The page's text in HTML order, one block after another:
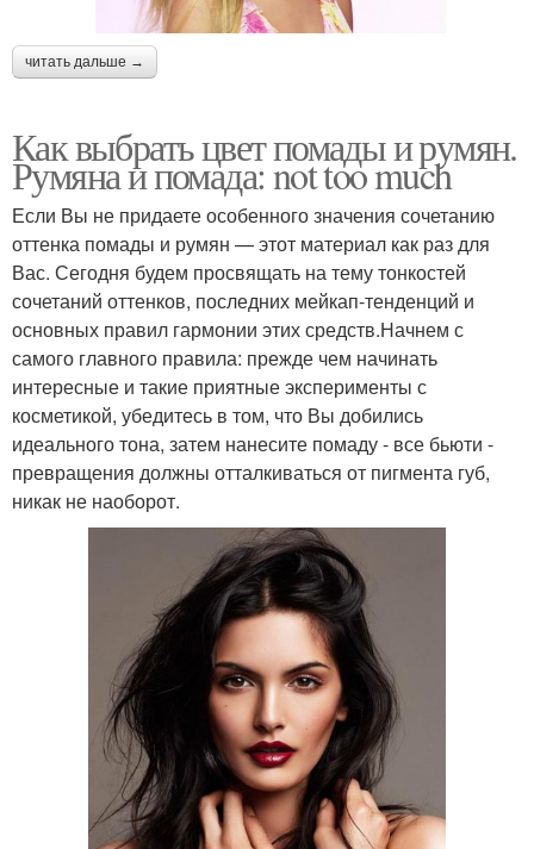
читать дальше →
Как выбрать цвет помады и румян.
Румяна и помада: not too much
Если Вы не придаете особенного значения сочетанию
оттенка помады и румян — этот материал как раз для
Вас. Сегодня будем просвящать на тему тонкостей
сочетаний оттенков, последних мейкап-тенденций и
основных правил гармонии этих средств.Начнем с
самого главного правила: прежде чем начинать
интересные и такие приятные эксперименты с
косметикой, убедитесь в том, что Вы добились
идеального тона, затем нанесите помаду - все бьюти -
превращения должны отталкиваться от пигмента губ,
никак не наоборот.